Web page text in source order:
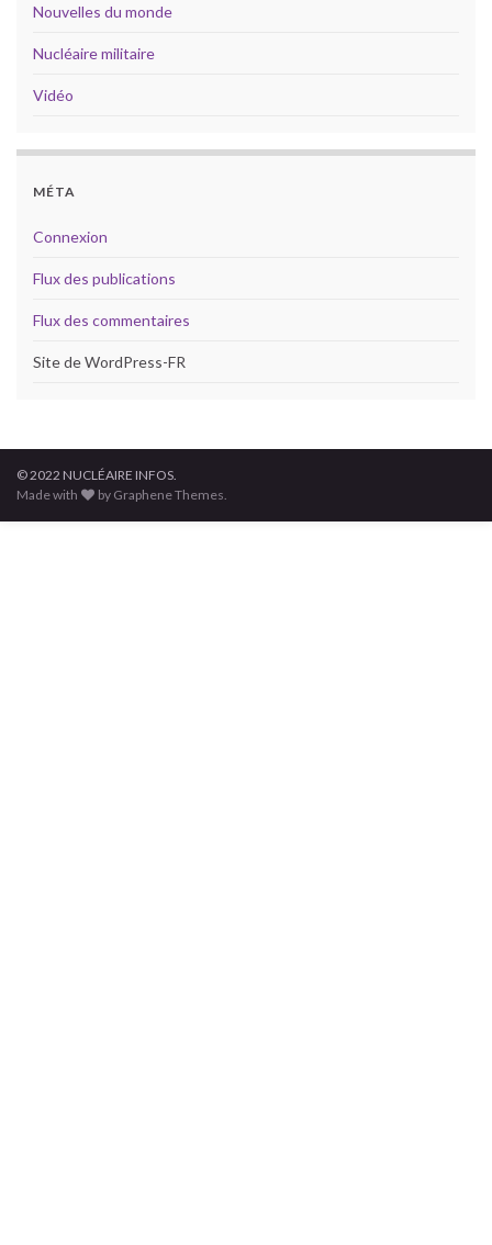
Nouvelles du monde
Nucléaire militaire
Vidéo
MÉTA
Connexion
Flux des publications
Flux des commentaires
Site de WordPress-FR
© 2022 NUCLÉAIRE INFOS.
Made with
by Graphene Themes.